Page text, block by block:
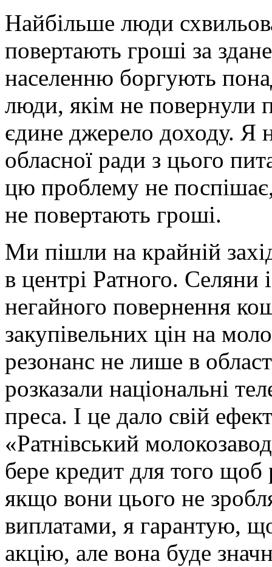
Найбільше люди
повертають гроші за
населенню боргують
люди, якім не повернули
єдине джерело доходу. Я
обласної ради з цього
цю проблему не
не повертають гроші.
Ми пішли на крайній
в центрі Ратного. Селяни
негайного повернення
закупівельних цін на
резонанс не лише в
розказали національні
преса. І це дало свій
«Ратнівський
бере кредит для того
якщо вони цього не
виплатами, я гарантую,
акцію, але вона буде